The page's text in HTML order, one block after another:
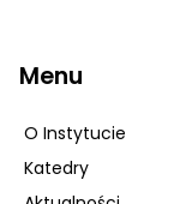
Menu
O Instytucie
Katedry